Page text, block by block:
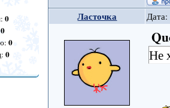
0
0
0
0
Ласточка
Не